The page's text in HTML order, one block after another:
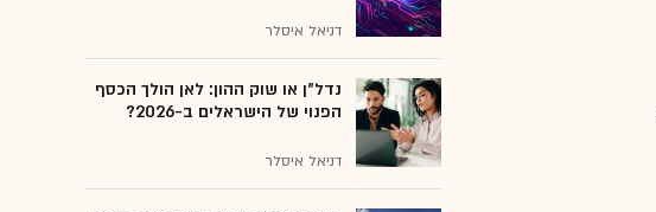
דניאל איסלר
נדל"ן או שוק ההון: לאן הולך הכסף
הפנוי של הישראלים ב-2026?
דניאל איסלר